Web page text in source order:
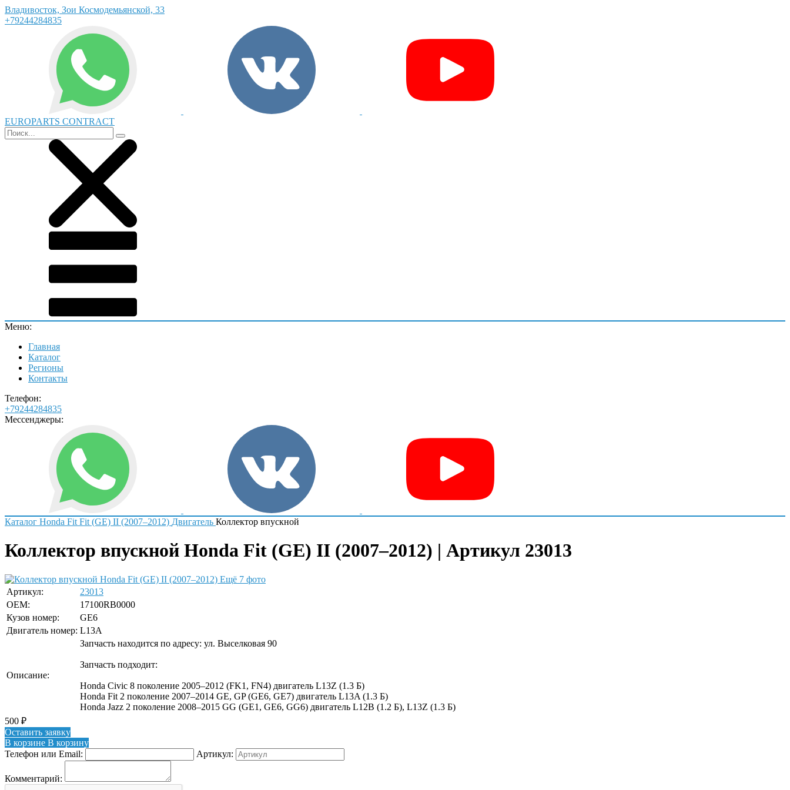
Владивосток, Зои Космодемьянской, 33
+79244284835
EUROPARTS CONTRACT
Меню:
Главная
Каталог
Регионы
Контакты
Телефон:
+79244284835
Мессенджеры:
Каталог Honda Fit Fit (GE) II (2007–2012) Двигатель Коллектор впускной
Коллектор впускной Honda Fit (GE) II (2007–2012) | Артикул 23013
Ещё 7 фото
Артикул:
23013
OEM:
17100RB0000
Кузов номер:
GE6
Двигатель номер: L13A
Описание:
Запчасть находится по адресу: ул. Выселковая 90
Запчасть подходит:
Honda Civic 8 поколение 2005–2012 (FK1, FN4) двигатель L13Z (1.3 Б)
Honda Fit 2 поколение 2007–2014 GE, GP (GE6, GE7) двигатель L13A (1.3 Б)
Honda Jazz 2 поколение 2008–2015 GG (GE1, GE6, GG6) двигатель L12B (1.2 Б), L13Z (1.3 Б)
500 ₽
Оставить заявку
В корзине В корзину
Телефон или Email:
Артикул:
Комментарий: